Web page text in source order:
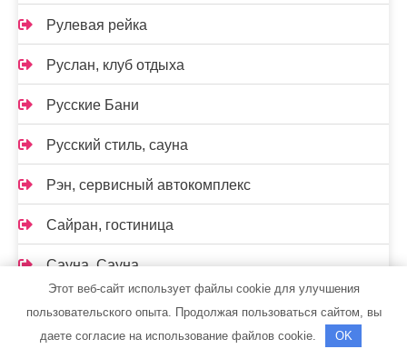
Рулевая рейка
Руслан, клуб отдыха
Русские Бани
Русский стиль, сауна
Рэн, сервисный автокомплекс
Сайран, гостиница
Сауна, Сауна
Светлана и Я, сауна
Северная роза, база отдыха
Этот веб-сайт использует файлы cookie для улучшения
пользовательского опыта. Продолжая пользоваться сайтом, вы
даете согласие на использование файлов cookie.
OK